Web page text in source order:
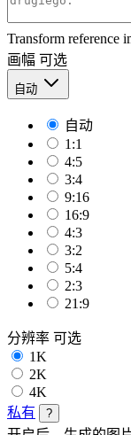
Transform reference
画幅 可选
自动
自动
1:1
4:5
3:4
9:16
16:9
4:3
3:2
5:4
2:3
21:9
分辨率 可选
1K
2K
4K
私有
?